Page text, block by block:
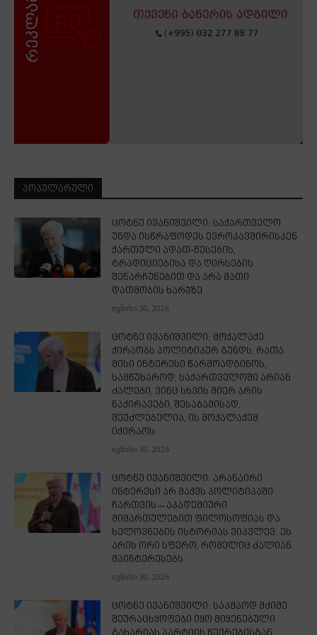
ᲞᲝᲞᲣᲚᲐᲠᲣᲚᲘ
ცოტნე ივანიშვილი: საქართველო
უნდა ისწრაფოდეს ევროკავშირისკენ
ქართული ადათ-წესების,
ტრადიციებისა და ღირსების
შენარჩუნებით და არა მათი
დათმობის ხარჯზე
ივნისი 30, 2026
ცოტნე ივანიშვილი: მოქალაქე
ქირაობს პოლიტიკურ გუნდს, რათა
მისი ინტერესი წარმოადგინოს,
სამწუხაროდ, საქართველოში არიან
ძალები, ვინც სხვის მიერ არის
ნაქირავები, შესაბამისად,
შეუძლებელია, ის მოქალაქემ
იქირაოს
ივნისი 30, 2026
ცოტნე ივანიშვილი: არანაირი
ინტერესი არ მაქვს პოლიტიკაში
ჩართვის – აკადემიური
მიმართულებით ფილოსოფიას და
ხელოვნების ისტორიას ვიკვლევ. ეს
არის ორი სფერო, რომელიც ძალიან
მაინტერესებს
ივნისი 30, 2026
ცოტნე ივანიშვილი: საკმაოდ მძიმე
შეურაცხყოფები იყო მიყენებული